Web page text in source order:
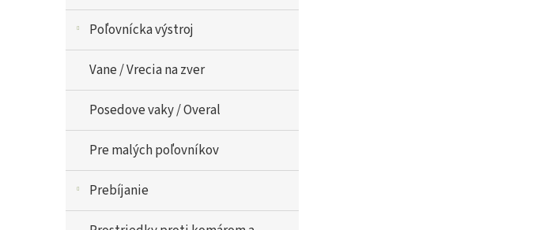
Poľovnícka výstroj
Vane / Vrecia na zver
Posedove vaky / Overal
Pre malých poľovníkov
Prebíjanie